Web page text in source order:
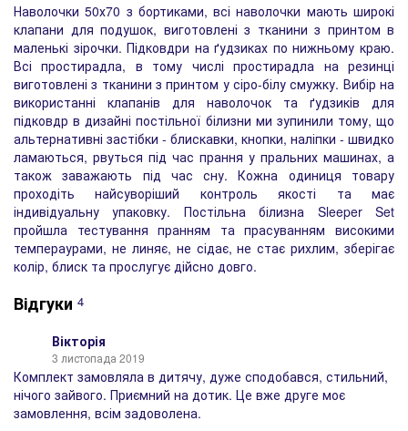
Наволочки 50х70 з бортиками, всі наволочки мають широкі
клапани для подушок, виготовлені з тканини з принтом в
маленькі зірочки. Підковдри на ґудзиках по нижньому краю.
Всі простирадла, в тому числі простирадла на резинці
виготовлені з тканини з принтом у сіро-білу смужку. Вибір на
використанні клапанів для наволочок та ґудзиків для
підковдр в дизайні постільної білизни ми зупинили тому, що
альтернативні застібки - блискавки, кнопки, наліпки - швидко
ламаються, рвуться під час прання у пральних машинах, а
також заважають під час сну. Кожна одиниця товару
проходіть найсуворіший контроль якості та має
індивідуальну упаковку. Постільна білизна Sleeper Set
пройшла тестування пранням та прасуванням високими
темпераурами, не линяє, не сідає, не стає рихлим, зберігає
колір, блиск та прослугує дійсно довго.
Відгуки 4
Вікторія
3 листопада 2019
Комплект замовляла в дитячу, дуже сподобався, стильний,
нічого зайвого. Приємний на дотик. Це вже друге моє
замовлення, всім задоволена.